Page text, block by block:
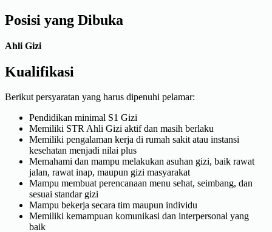
Posisi yang Dibuka
Ahli Gizi
Kualifikasi
Berikut persyaratan yang harus dipenuhi pelamar:
Pendidikan minimal S1 Gizi
Memiliki STR Ahli Gizi aktif dan masih berlaku
Memiliki pengalaman kerja di rumah sakit atau instansi
kesehatan menjadi nilai plus
Memahami dan mampu melakukan asuhan gizi, baik rawat
jalan, rawat inap, maupun gizi masyarakat
Mampu membuat perencanaan menu sehat, seimbang, dan
sesuai standar gizi
Mampu bekerja secara tim maupun individu
Memiliki kemampuan komunikasi dan interpersonal yang
baik